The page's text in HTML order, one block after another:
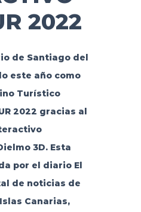
2022
de Santiago del
este año como
Turístico
2022 gracias al
3D. Esta
por el diario El
de noticias de
Canarias,